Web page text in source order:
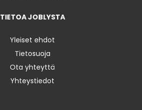
TIETOA JOBLYSTA
Yleiset ehdot
Tietosuoja
Ota yhteyttä
Yhteystiedot